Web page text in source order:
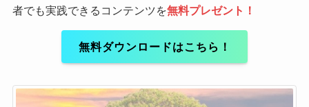
者でも実践できるコンテンツを無料プレゼント！
無料ダウンロードはこちら！